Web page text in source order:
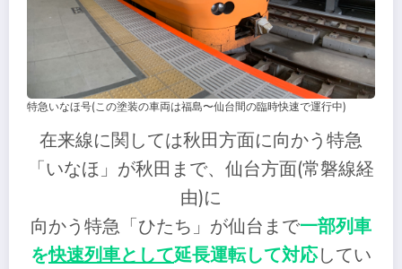
特急いなほ号(この塗装の車両は福島〜仙台間の臨時快速で運行中)
在来線に関しては秋田方面に向かう特急
「いなほ」が秋田まで、仙台方面(常磐線経
由)に
向かう特急「ひたち」が仙台まで一部列車
を快速列車として延長運転して対応してい